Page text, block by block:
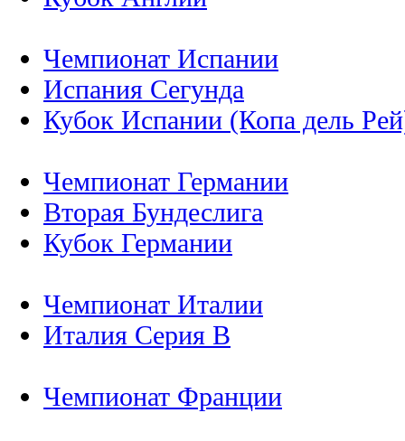
Чемпионат Испании
Испания Сегунда
Кубок Испании (Копа дель
Чемпионат Германии
Вторая Бундеслига
Кубок Германии
Чемпионат Италии
Италия Серия B
Чемпионат Франции